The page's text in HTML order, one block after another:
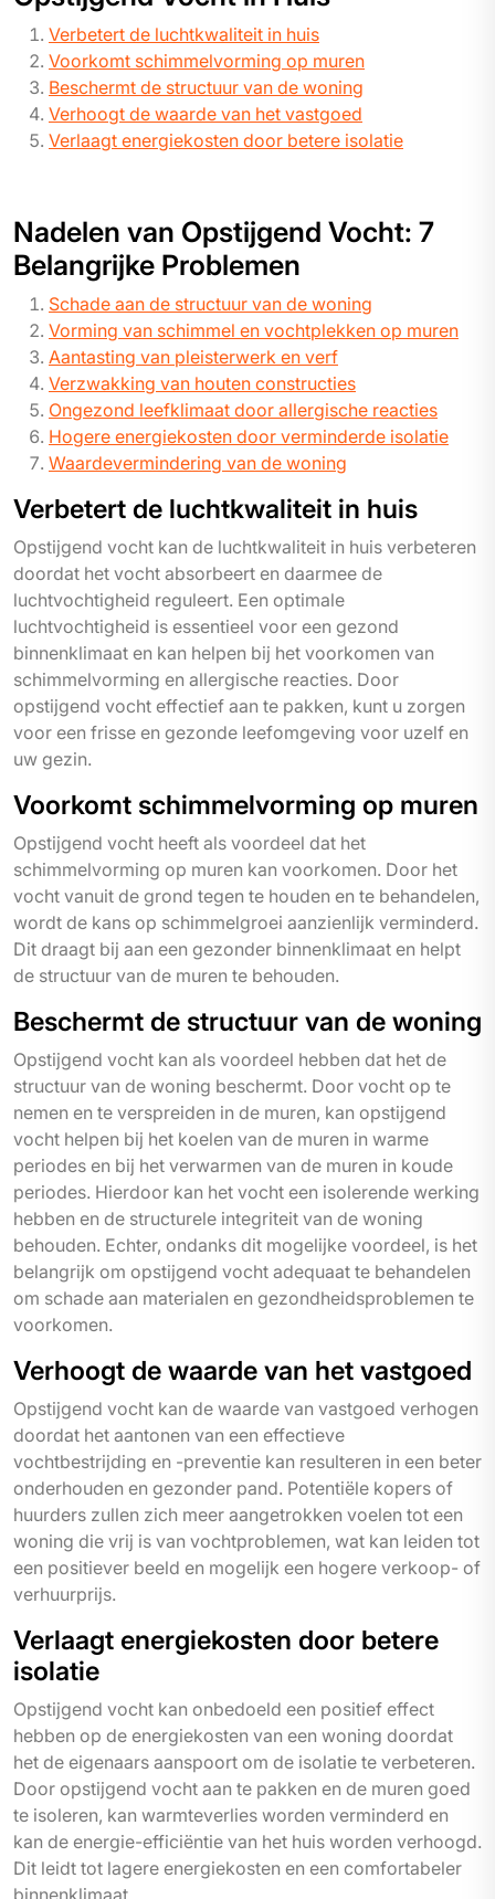
Verbetert de luchtkwaliteit in huis
Voorkomt schimmelvorming op muren
Beschermt de structuur van de woning
Verhoogt de waarde van het vastgoed
Verlaagt energiekosten door betere isolatie
Nadelen van Opstijgend Vocht: 7
Belangrijke Problemen
Schade aan de structuur van de woning
Vorming van schimmel en vochtplekken op muren
Aantasting van pleisterwerk en verf
Verzwakking van houten constructies
Ongezond leefklimaat door allergische reacties
Hogere energiekosten door verminderde isolatie
Waardevermindering van de woning
Verbetert de luchtkwaliteit in huis
Opstijgend vocht kan de luchtkwaliteit in huis verbeteren
doordat het vocht absorbeert en daarmee de
luchtvochtigheid reguleert. Een optimale
luchtvochtigheid is essentieel voor een gezond
binnenklimaat en kan helpen bij het voorkomen van
schimmelvorming en allergische reacties. Door
opstijgend vocht effectief aan te pakken, kunt u zorgen
voor een frisse en gezonde leefomgeving voor uzelf en
uw gezin.
Voorkomt schimmelvorming op muren
Opstijgend vocht heeft als voordeel dat het
schimmelvorming op muren kan voorkomen. Door het
vocht vanuit de grond tegen te houden en te behandelen,
wordt de kans op schimmelgroei aanzienlijk verminderd.
Dit draagt bij aan een gezonder binnenklimaat en helpt
de structuur van de muren te behouden.
Beschermt de structuur van de woning
Opstijgend vocht kan als voordeel hebben dat het de
structuur van de woning beschermt. Door vocht op te
nemen en te verspreiden in de muren, kan opstijgend
vocht helpen bij het koelen van de muren in warme
periodes en bij het verwarmen van de muren in koude
periodes. Hierdoor kan het vocht een isolerende werking
hebben en de structurele integriteit van de woning
behouden. Echter, ondanks dit mogelijke voordeel, is het
belangrijk om opstijgend vocht adequaat te behandelen
om schade aan materialen en gezondheidsproblemen te
voorkomen.
Verhoogt de waarde van het vastgoed
Opstijgend vocht kan de waarde van vastgoed verhogen
doordat het aantonen van een effectieve
vochtbestrijding en -preventie kan resulteren in een beter
onderhouden en gezonder pand. Potentiële kopers of
huurders zullen zich meer aangetrokken voelen tot een
woning die vrij is van vochtproblemen, wat kan leiden tot
een positiever beeld en mogelijk een hogere verkoop- of
verhuurprijs.
Verlaagt energiekosten door betere
isolatie
Opstijgend vocht kan onbedoeld een positief effect
hebben op de energiekosten van een woning doordat
het de eigenaars aanspoort om de isolatie te verbeteren.
Door opstijgend vocht aan te pakken en de muren goed
te isoleren, kan warmteverlies worden verminderd en
kan de energie-efficiëntie van het huis worden verhoogd.
Dit leidt tot lagere energiekosten en een comfortabeler